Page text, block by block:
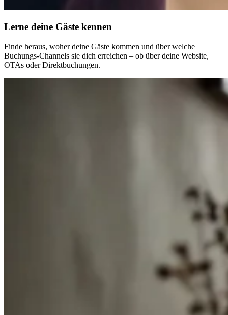
Lerne deine Gäste kennen
Finde heraus, woher deine Gäste kommen und über welche
Buchungs-Channels sie dich erreichen – ob über deine Website,
OTAs oder Direktbuchungen.